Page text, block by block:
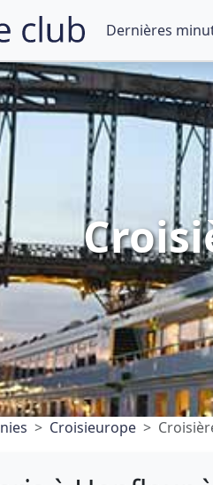
Dernières
Croisieurope